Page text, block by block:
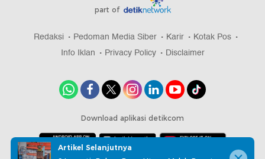
part of
Redaksi Pedoman Media Siber Karir
Kotak Pos
Info Iklan
Privacy Policy Disclaimer
Download aplikasi detikcom
Artikel Selanjutnya